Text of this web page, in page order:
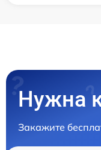
Нужна
Закажите